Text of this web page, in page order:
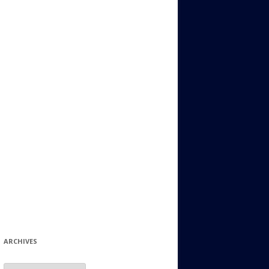
ARCHIVES
Archives